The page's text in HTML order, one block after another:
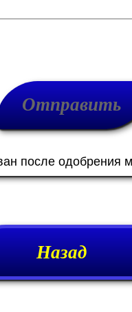
после одобрения
Назад